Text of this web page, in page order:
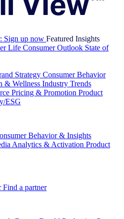
Sign up now Featured Insights
Life Consumer Outlook State of
Strategy Consumer Behavior
& Wellness Industry Trends
Pricing & Promotion Product
ESG
Behavior & Insights
Analytics & Activation Product
Find a partner